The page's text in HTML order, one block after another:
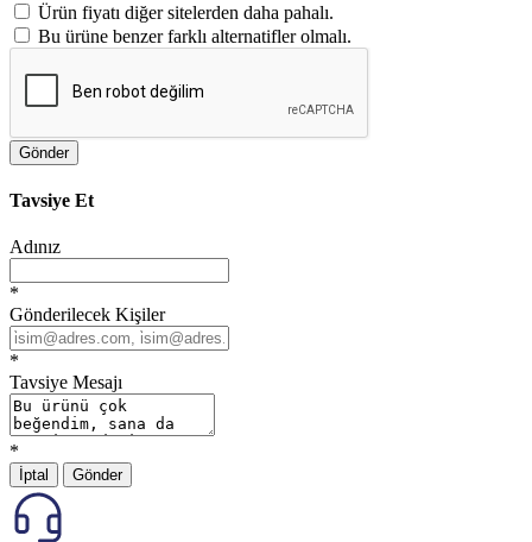
Ürün fiyatı diğer sitelerden daha pahalı.
Bu ürüne benzer farklı alternatifler olmalı.
Gönder
Tavsiye Et
Adınız
*
Gönderilecek Kişiler
*
Tavsiye Mesajı
*
İptal Gönder